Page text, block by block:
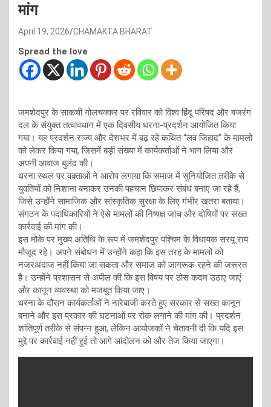
मांग
April 19, 2026 CHAMAKTA BHARAT
Spread the love
जमशेदपुर के साकची गोलचक्कर पर रविवार को विश्व हिंदू परिषद और बजरंग
दल के संयुक्त तत्वावधान में एक दिवसीय धरना-प्रदर्शन आयोजित किया
गया। यह प्रदर्शन राज्य और देशभर में बढ़ रहे कथित “लव जिहाद” के मामलों
को लेकर किया गया, जिसमें बड़ी संख्या में कार्यकर्ताओं ने भाग लिया और
अपनी आवाज बुलंद की।
धरना स्थल पर वक्ताओं ने आरोप लगाया कि समाज में सुनियोजित तरीके से
युवतियों को निशाना बनाकर उनकी पहचान छिपाकर संबंध बनाए जा रहे हैं,
जिसे उन्होंने सामाजिक और सांस्कृतिक सुरक्षा के लिए गंभीर खतरा बताया।
संगठन के पदाधिकारियों ने ऐसे मामलों की निष्पक्ष जांच और दोषियों पर सख्त
कार्रवाई की मांग की।
इस मौके पर मुख्य अतिथि के रूप में जमशेदपुर पश्चिम के विधायक सरयू राय
मौजूद रहे। अपने संबोधन में उन्होंने कहा कि इस तरह के मामलों को
नजरअंदाज नहीं किया जा सकता और समाज को जागरूक रहने की जरूरत
है। उन्होंने प्रशासन से अपील की कि इस विषय पर ठोस कदम उठाए जाएं
और कानून व्यवस्था को मजबूत किया जाए।
धरना के दौरान कार्यकर्ताओं ने नारेबाजी करते हुए सरकार से सख्त कानून
बनाने और इस प्रकार की घटनाओं पर रोक लगाने की मांग की। प्रदर्शन
शांतिपूर्ण तरीके से संपन्न हुआ, लेकिन आयोजकों ने चेतावनी दी कि यदि इस
मुद्दे पर कार्रवाई नहीं हुई तो आगे आंदोलन को और तेज किया जाएगा।